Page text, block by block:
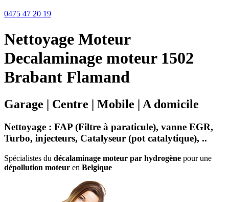
0475 47 20 19
Nettoyage Moteur
Decalaminage moteur 1502
Brabant Flamand
Garage | Centre | Mobile | A domicile
Nettoyage : FAP (Filtre à paraticule), vanne EGR,
Turbo, injecteurs, Catalyseur (pot catalytique), ..
Spécialistes du décalaminage moteur par hydrogène pour une
dépollution moteur en Belgique